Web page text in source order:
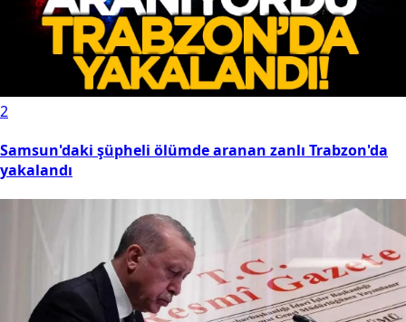
2
Samsun'daki şüpheli ölümde aranan zanlı Trabzon'da
yakalandı